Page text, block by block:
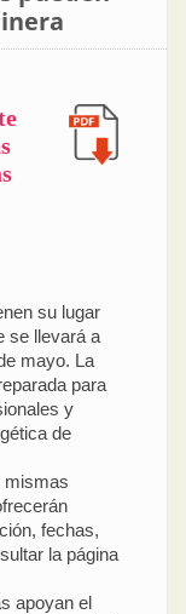
su lugar
se llevará a
mayo. La
para
y
de
mismas
fechas,
la página
apoyan el